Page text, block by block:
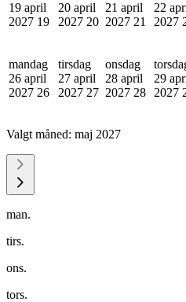
19 april
2027 19
20 april
2027 20
21 april
2027 21
22
2027
mandag
26 april
2027 26
tirsdag
27 april
2027 27
onsdag
28 april
2027 28
29
2027
Valgt måned: maj 2027
man.
tirs.
ons.
tors.